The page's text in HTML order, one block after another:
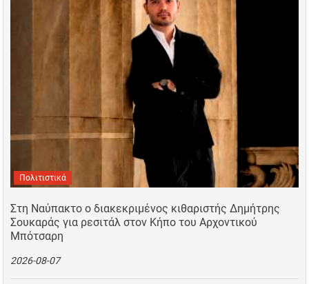
Πολιτιστικά
Στη Ναύπακτο ο διακεκριμένος κιθαριστής Δημήτρης
Σουκαράς για ρεσιτάλ στον Κήπο του Αρχοντικού
Μπότσαρη
2026-08-07